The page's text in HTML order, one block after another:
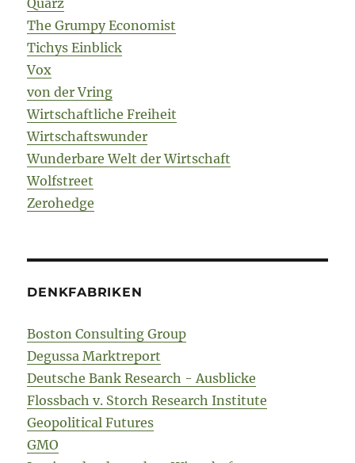
Quarz
The Grumpy Economist
Tichys Einblick
Vox
von der Vring
Wirtschaftliche Freiheit
Wirtschaftswunder
Wunderbare Welt der Wirtschaft
Wolfstreet
Zerohedge
DENKFABRIKEN
Boston Consulting Group
Degussa Marktreport
Deutsche Bank Research - Ausblicke
Flossbach v. Storch Research Institute
Geopolitical Futures
GMO